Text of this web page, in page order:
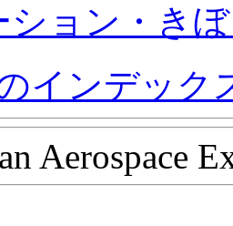
ション・き
インデック
Aerospace